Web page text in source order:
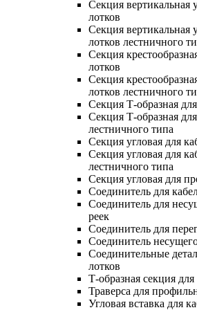
Секция вертикальная
лотков
Секция вертикальная
лотков лестничного
Секция
лотков
Секция
лотков лестничного
Секция Т-образная
Секция Т-образная
лестничного типа
Секция угловая для
Секция угловая для
лестничного типа
Секция угловая для
Соединитель для
Соединитель для
реек
Соединитель для
Соединитель
Соединительные
лотков
Т-образная секция
Траверса для
Угловая вставка для